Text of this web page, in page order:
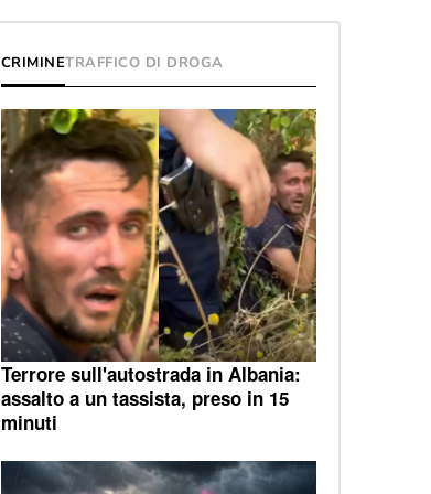
CRIMINETRAFFICO DI DROGA
Terrore sull'autostrada in Albania:
assalto a un tassista, preso in 15
minuti